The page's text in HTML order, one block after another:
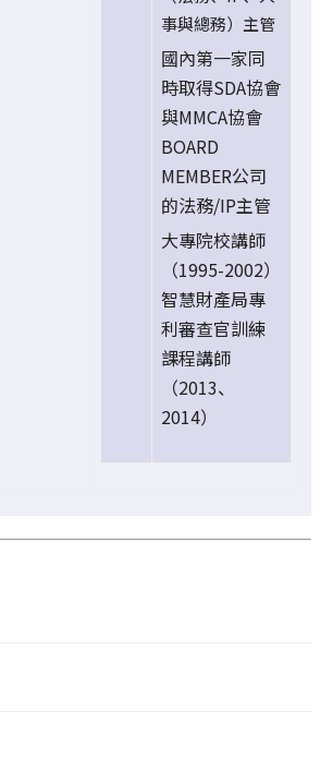
事與總務）主管
國內第一家同
時取得SDA協會
與MMCA協會
BOARD
MEMBER公司
的法務/IP主管
大專院校講師
（1995-2002）
智慧財產局專
利審查官訓練
課程講師
（2013、
2014）